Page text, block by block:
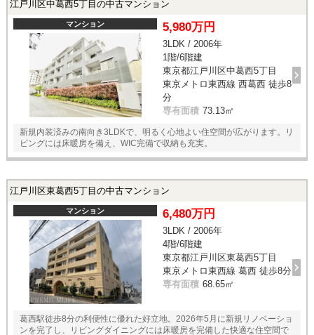
江戸川区中葛西5丁目の中古マンション
マンション 5,980万円
3LDK / 2006年
1階/6階建
東京都江戸川区中葛西5丁目
東京メトロ東西線 西葛西 徒歩8
分
専有面積 73.13㎡
新規内装済みの南向き3LDKで、明るく心地よい住空間が広がります。リ
ビングには床暖房を備え、WIC完備で収納も充実。
江戸川区東葛西5丁目の中古マンション
マンション 6,480万円
3LDK / 2006年
4階/6階建
東京都江戸川区東葛西5丁目
東京メトロ東西線 葛西 徒歩8分
専有面積 68.65㎡
葛西駅徒歩8分の利便性に優れた好立地。2026年5月に新規リノベーショ
ンを完了し、リビングダイニングには床暖房を完備した快適な住空間で